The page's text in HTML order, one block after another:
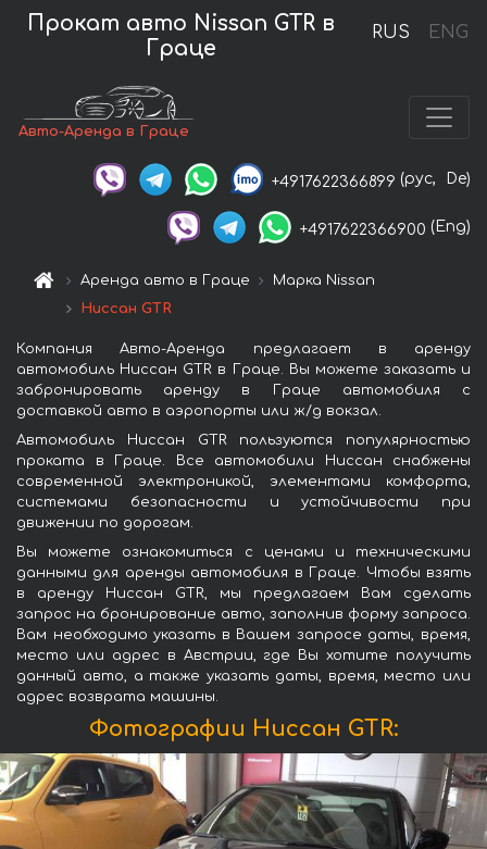
RUS ENG
Прокат авто Nissan GTR в
Граце
Авто-Аренда в Граце
+4917622366899 (рус, De)
+4917622366900 (Eng)
Аренда авто в Граце
Марка Nissan
Ниссан GTR
Компания Авто-Аренда предлагает в аренду
автомобиль Ниссан GTR в Граце. Вы можете заказать и
забронировать аренду в Граце автомобиля с
доставкой авто в аэропорты или ж/д вокзал.
Автомобиль Ниссан GTR пользуются популярностью
проката в Граце. Все автомобили Ниссан снабжены
современной электроникой, элементами комфорта,
системами безопасности и устойчивости при
движении по дорогам.
Вы можете ознакомиться с ценами и техническими
данными для аренды автомобиля в Граце. Чтобы взять
в аренду Ниссан GTR, мы предлагаем Вам сделать
запрос на бронирование авто, заполнив форму запроса.
Вам необходимо указать в Вашем запросе даты, время,
место или адрес в Австрии, где Вы хотите получить
данный авто, а также указать даты, время, место или
адрес возврата машины.
Фотографии Ниссан GTR: